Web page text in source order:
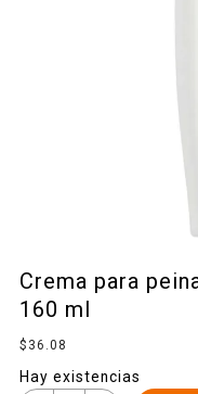
Crema para
160 ml
$ 36.08
Hay existencias